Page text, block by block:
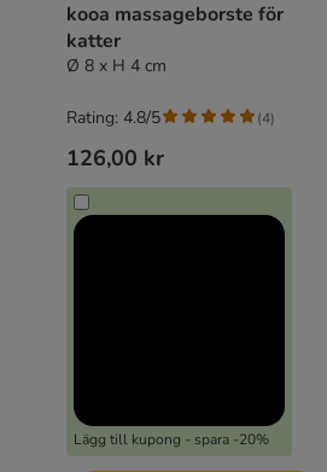
kooa massageborste för
katter
Ø 8 x H 4 cm
126,00 kr
Lägg till kupong - spara -20%
Rating: 4.8/5 (4)